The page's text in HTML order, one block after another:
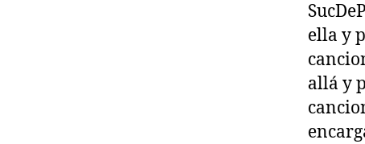
ella y
allá y